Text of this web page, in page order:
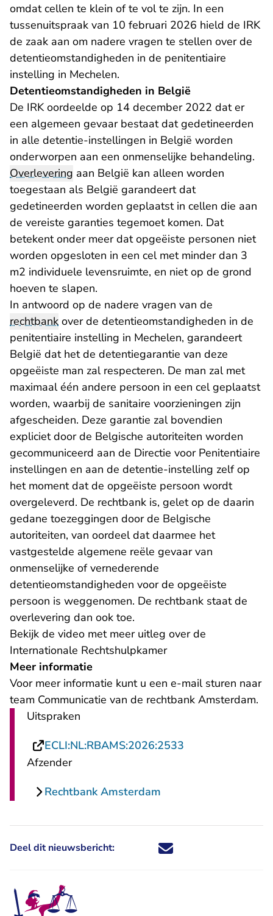
omdat cellen te klein of te vol te zijn. In een
tussenuitspraak van 10 februari 2026 - U verlaat
hield de IRK
de zaak aan om nadere vragen te stellen over de
detentieomstandigheden in de penitentiaire
instelling in Mechelen.
Detentieomstandigheden in België
De IRK oordeelde op 14 december 2022 dat er
een algemeen gevaar bestaat dat gedetineerden
in alle detentie-instellingen in België worden
onderworpen aan een onmenselijke behandeling.
Overlevering aan België kan alleen worden
toegestaan als België garandeert dat
gedetineerden worden geplaatst in cellen die aan
de vereiste garanties tegemoet komen. Dat
betekent onder meer dat opgeëiste personen niet
worden opgesloten in een cel met minder dan 3
m2 individuele levensruimte, en niet op de grond
hoeven te slapen.
In antwoord op de nadere vragen van de
rechtbank over de detentieomstandigheden in de
penitentiaire instelling in Mechelen, garandeert
België dat het de detentiegarantie van deze
opgeëiste man zal respecteren. De man zal met
maximaal één andere persoon in een cel geplaatst
worden, waarbij de sanitaire voorzieningen zijn
afgescheiden. Deze garantie zal bovendien
expliciet door de Belgische autoriteiten worden
gecommuniceerd aan de Directie voor Penitentiaire
instellingen en aan de detentie-instelling zelf op
het moment dat de opgeëiste persoon wordt
overgeleverd. De rechtbank is, gelet op de daarin
gedane toezeggingen door de Belgische
autoriteiten, van oordeel dat daarmee het
vastgestelde algemene reële gevaar van
onmenselijke of vernederende
detentieomstandigheden voor de opgeëiste
persoon is weggenomen. De rechtbank staat de
overlevering dan ook toe.
Bekijk de video- U verlaat Rechtspraak.nl
met meer uitleg over de
Internationale Rechtshulpkamer
Meer informatie
Voor meer informatie kunt u een e-mail- U verlaat
sturen naar
team Communicatie van de rechtbank Amsterdam.
Uitspraken
ECLI:NL:RBAMS:2026:2533
Afzender
Rechtbank Amsterdam
Deel dit nieuwsbericht: Deel dit nieuwsbericht via X -
Deel dit nieuwsbericht via
Deel dit nieuwsbericht
Deel dit